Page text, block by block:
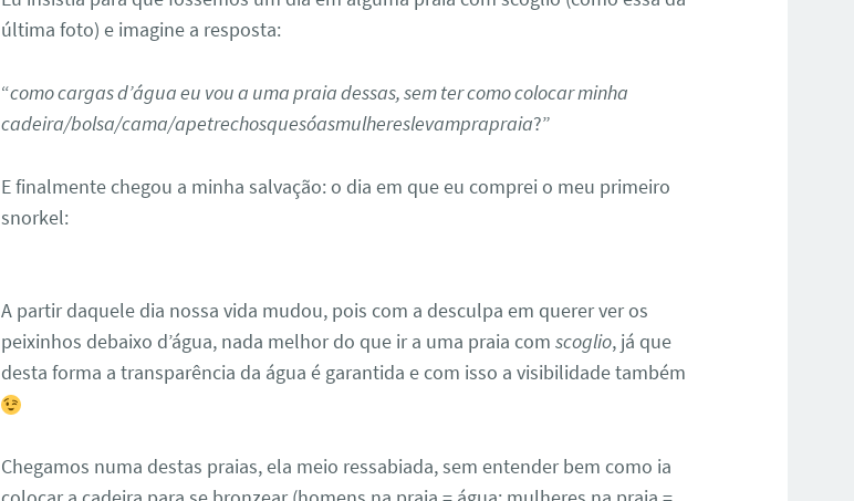
última foto) e imagine a resposta:
“como cargas d’água eu vou a uma praia dessas, sem ter como colocar minha
cadeira/bolsa/cama/apetrechosquesóasmulhereslevamprapraia?”
E finalmente chegou a minha salvação: o dia em que eu comprei o meu primeiro
snorkel:
A partir daquele dia nossa vida mudou, pois com a desculpa em querer ver os
peixinhos debaixo d’água, nada melhor do que ir a uma praia comscoglio, já que
desta forma a transparência da água é garantida e com isso a visibilidade também
Chegamos numa destas praias, ela meio ressabiada, sem entender bem como ia